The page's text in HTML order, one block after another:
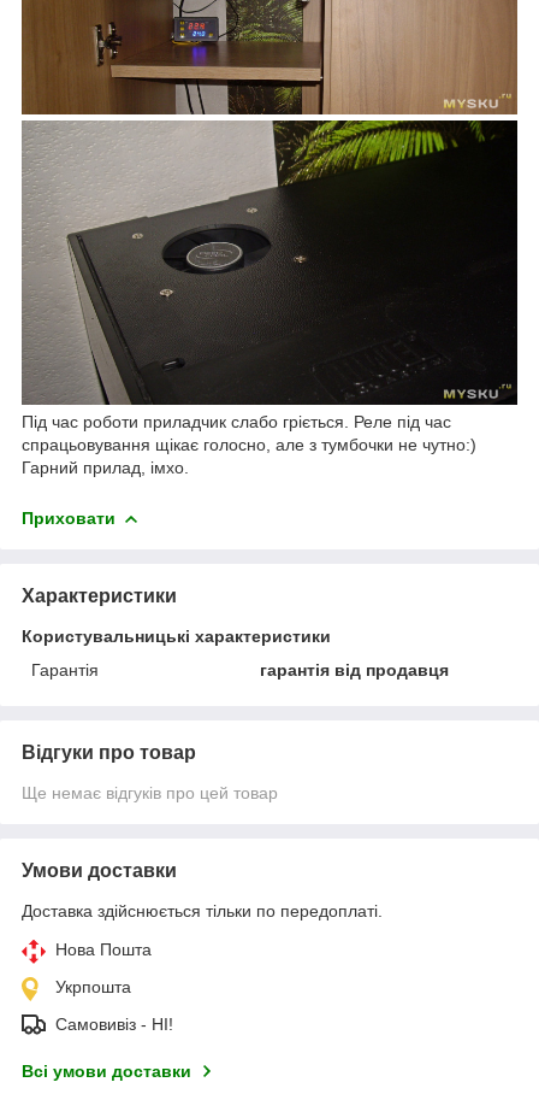
Під час роботи приладчик слабо гріється. Реле під час
спрацьовування щікає голосно, але з тумбочки не чутно:)
Гарний прилад, імхо.
Приховати
Характеристики
Користувальницькі характеристики
Гарантія
гарантія від продавця
Відгуки про товар
Ще немає відгуків про цей товар
Умови доставки
Доставка здійснюється тільки по передоплаті.
Нова Пошта
Укрпошта
Самовивіз - НІ!
Всі умови доставки